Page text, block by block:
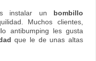
instalar un bombillo
Muchos clientes,
antibumping les gusta
que le de unas altas